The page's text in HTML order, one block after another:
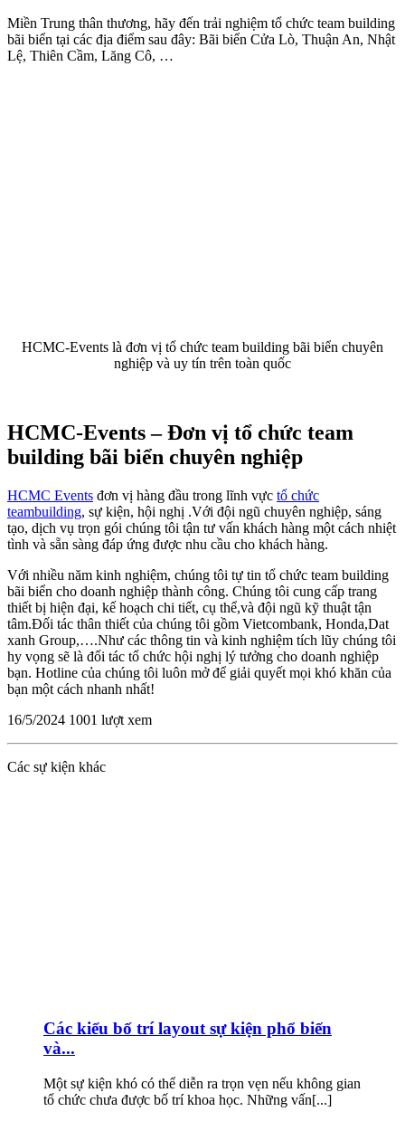
Miền Trung thân thương, hãy đến trải nghiệm tổ chức team building
bãi biển tại các địa điểm sau đây: Bãi biển Cửa Lò, Thuận An, Nhật
Lệ, Thiên Cầm, Lăng Cô, …
HCMC-Events là đơn vị tổ chức team building bãi biển chuyên
nghiệp và uy tín trên toàn quốc
HCMC-Events – Đơn vị tổ chức team
building bãi biển chuyên nghiệp
HCMC Events đơn vị hàng đầu trong lĩnh vực tổ chức
teambuilding, sự kiện, hội nghị .Với đội ngũ chuyên nghiệp, sáng
tạo, dịch vụ trọn gói chúng tôi tận tư vấn khách hàng một cách nhiệt
tình và sẵn sàng đáp ứng được nhu cầu cho khách hàng.
Với nhiều năm kinh nghiệm, chúng tôi tự tin tổ chức team building
bãi biển cho doanh nghiệp thành công. Chúng tôi cung cấp trang
thiết bị hiện đại, kế hoạch chi tiết, cụ thể,và đội ngũ kỹ thuật tận
tâm.Đối tác thân thiết của chúng tôi gồm Vietcombank, Honda,Dat
xanh Group,….Như các thông tin và kinh nghiệm tích lũy chúng tôi
hy vọng sẽ là đối tác tổ chức hội nghị lý tưởng cho doanh nghiệp
bạn. Hotline của chúng tôi luôn mở để giải quyết mọi khó khăn của
bạn một cách nhanh nhất!
16/5/2024 1001 lượt xem
Các sự kiện khác
Các kiểu bố trí layout sự kiện phổ biến
và...
Một sự kiện khó có thể diễn ra trọn vẹn nếu không gian
tổ chức chưa được bố trí khoa học. Những vấn[...]